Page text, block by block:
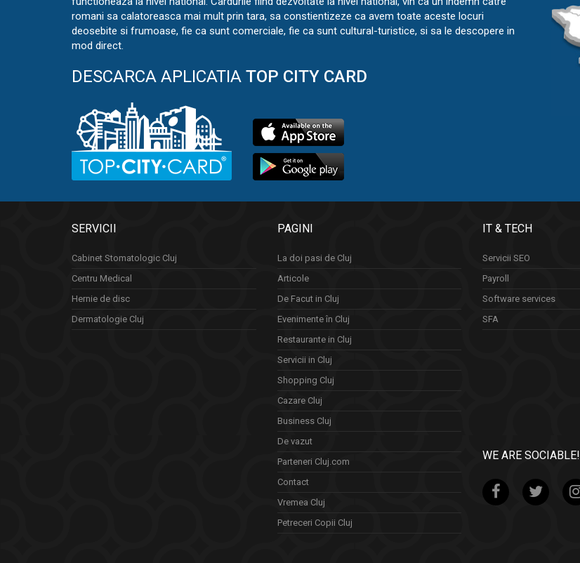
romani sa calatoreasca mai mult prin tara, sa constientizeze ca avem toate aceste locuri
deosebite si frumoase, fie ca sunt comerciale, fie ca sunt cultural-turistice, si sa le descopere in
mod direct.
DESCARCA APLICATIA TOP CITY CARD
SERVICII
Cabinet Stomatologic Cluj
Centru Medical
Hernie de disc
Dermatologie Cluj
PAGINI
La doi pasi de Cluj
Articole
De Facut in Cluj
Evenimente în Cluj
Restaurante in Cluj
Servicii in Cluj
Shopping Cluj
Cazare Cluj
Business Cluj
De vazut
Parteneri Cluj.com
Contact
Vremea Cluj
Petreceri Copii Cluj
IT & TECH
Servicii SEO
Payroll
Software services
SFA
WE ARE SOCIABLE!